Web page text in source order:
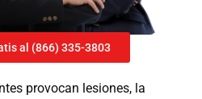
al (866) 335-3803
provocan lesiones, la